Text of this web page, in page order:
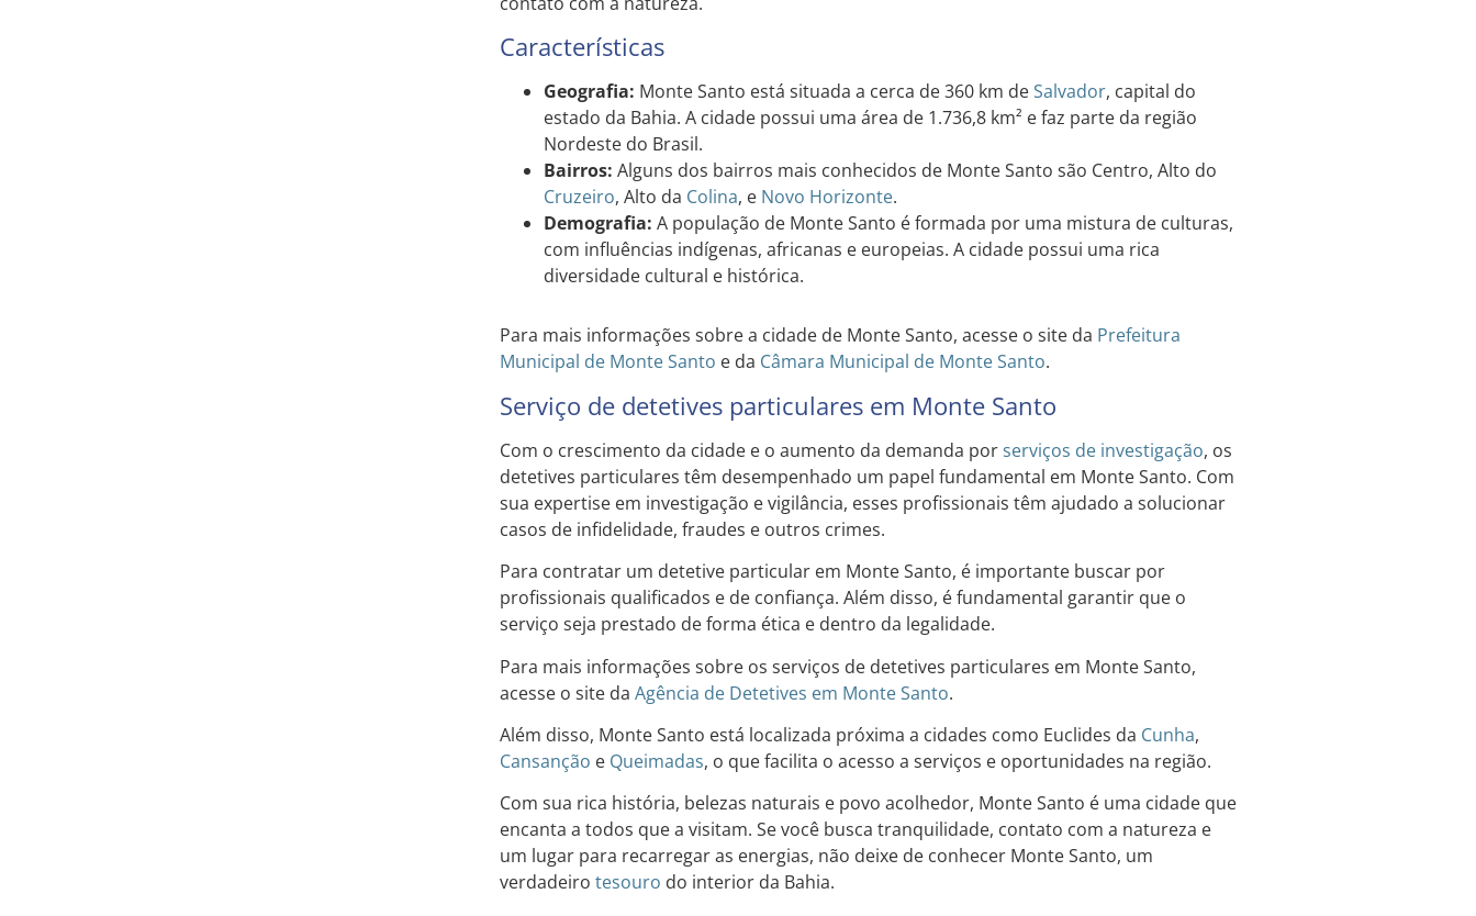
Características
Geografia: Monte Santo está situada a cerca de 360 km deSalvador, capital do
estado da Bahia. A cidade possui uma área de 1.736,8 km² e faz parte da região
Nordeste do Brasil.
Bairros: Alguns dos bairros mais conhecidos de Monte Santo são Centro, Alto do
Cruzeiro, Alto da Colina, e Novo Horizonte.
Demografia: A população de Monte Santo é formada por uma mistura de culturas,
com influências indígenas, africanas e europeias. A cidade possui uma rica
diversidade cultural e histórica.
Para mais informações sobre a cidade de Monte Santo, acesse o site da Prefeitura
Municipal de Monte Santo e da Câmara Municipal de Monte Santo.
Serviço de detetives particulares em Monte Santo
Com o crescimento da cidade e o aumento da demanda porserviços de investigação, os
detetives particulares têm desempenhado um papel fundamental em Monte Santo. Com
sua expertise em investigação e vigilância, esses profissionais têm ajudado a solucionar
casos de infidelidade, fraudes e outros crimes.
Para contratar um detetive particular em Monte Santo, é importante buscar por
profissionais qualificados e de confiança. Além disso, é fundamental garantir que o
serviço seja prestado de forma ética e dentro da legalidade.
Para mais informações sobre os serviços de detetives particulares em Monte Santo,
acesse o site da Agência de Detetives em Monte Santo.
Além disso, Monte Santo está localizada próxima a cidades como Euclides da Cunha,
Cansanção e Queimadas, o que facilita o acesso a serviços e oportunidades na região.
Com sua rica história, belezas naturais e povo acolhedor, Monte Santo é uma cidade que
encanta a todos que a visitam. Se você busca tranquilidade, contato com a natureza e
um lugar para recarregar as energias, não deixe de conhecer Monte Santo, um
verdadeiro tesouro do interior da Bahia.